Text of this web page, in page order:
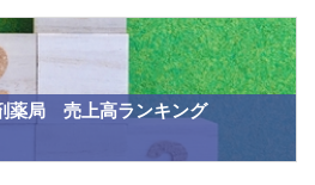
薬局 売上高ランキング